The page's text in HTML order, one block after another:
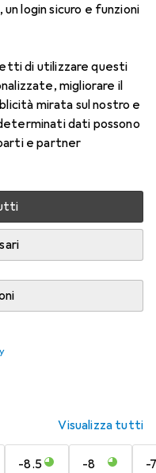
login sicuro e funzioni
di utilizzare questi
migliorare il
mirata sul nostro e
dati possono
e partner
8
fornitore
Visualizza tutti
-8.5 -8 -